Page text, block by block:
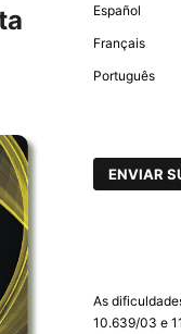
Español
Français
Português
ENVIAR
As
10.639/03 e